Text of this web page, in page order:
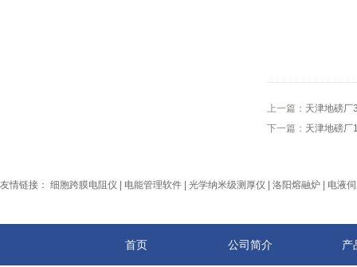
上一篇： 天津地磅厂
下一篇： 天津地磅厂
友情链接： 细胞跨膜电阻仪 电能管理软件 光学纳米级测厚仪 洛阳熔融炉 电液
首页 公司简介 产